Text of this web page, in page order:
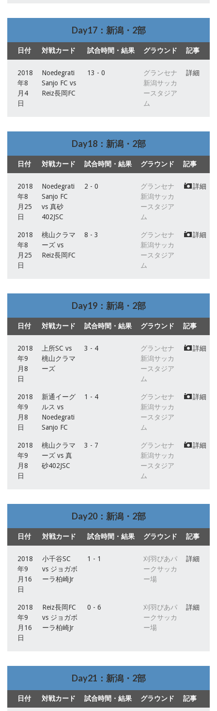
Day17：新潟・2部
日付 対戦カード 試合時間・結果 グラウンド 記事
2018
年8
月4
日
Noedegrati
Sanjo FC vs
Reiz長岡FC
13 - 0
グランセナ
新潟サッカ
ースタジア
ム
詳細
Day18：新潟・2部
日付 対戦カード 試合時間・結果 グラウンド 記事
2018
年8
月25
日
Noedegrati
Sanjo FC
vs 真砂
402JSC
2 - 0
グランセナ
新潟サッカ
ースタジア
ム
詳細
2018
年8
月25
日
桃山クラマ
ーズ vs
Reiz長岡FC
8 - 3
グランセナ
新潟サッカ
ースタジア
ム
詳細
Day19：新潟・2部
日付 対戦カード 試合時間・結果 グラウンド 記事
2018
年9
月8
日
上所SC vs
桃山クラマ
ーズ
3 - 4
グランセナ
新潟サッカ
ースタジア
ム
詳細
2018
年9
月8
日
新通イーグ
ルス vs
Noedegrati
Sanjo FC
1 - 4
グランセナ
新潟サッカ
ースタジア
ム
詳細
2018
年9
月8
日
桃山クラマ
ーズ vs 真
砂402JSC
3 - 7
グランセナ
新潟サッカ
ースタジア
ム
詳細
Day20：新潟・2部
日付 対戦カード 試合時間・結果 グラウンド 記事
2018
年9
月16
日
小千谷SC
vs ジョガボ
ーラ柏崎Jr
1 - 1
刈羽ぴあパ
ークサッカ
ー場
詳細
2018
年9
月16
日
Reiz長岡FC
vs ジョガボ
ーラ柏崎Jr
0 - 6
刈羽ぴあパ
ークサッカ
ー場
詳細
Day21：新潟・2部
日付 対戦カード 試合時間・結果 グラウンド 記事